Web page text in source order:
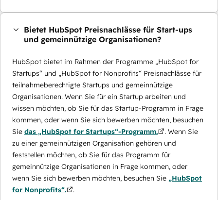
Bietet HubSpot Preisnachlässe für Start-ups
und gemeinnützige Organisationen?
HubSpot bietet im Rahmen der Programme „HubSpot for
Startups“ und „HubSpot for Nonprofits“ Preisnachlässe für
teilnahmeberechtigte Startups und gemeinnützige
Organisationen. Wenn Sie für ein Startup arbeiten und
wissen möchten, ob Sie für das Startup-Programm in Frage
kommen, oder wenn Sie sich bewerben möchten, besuchen
Sie das „HubSpot for Startups“-Programm.
. Wenn Sie
zu einer gemeinnützigen Organisation gehören und
feststellen möchten, ob Sie für das Programm für
gemeinnützige Organisationen in Frage kommen, oder
wenn Sie sich bewerben möchten, besuchen Sie „HubSpot
for Nonprofits“.
.